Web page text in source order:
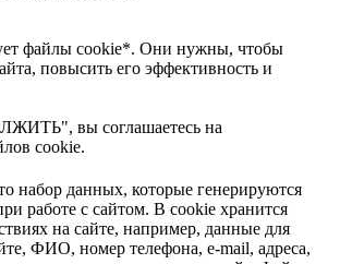
файлы cookie*. Они нужны, чтобы
повысить его эффективность и
вы соглашаетесь на
cookie.
набор данных, которые генерируются
работе с сайтом. В cookie хранится
на сайте, например, данные для
ФИО, номер телефона, e-mail, адреса,